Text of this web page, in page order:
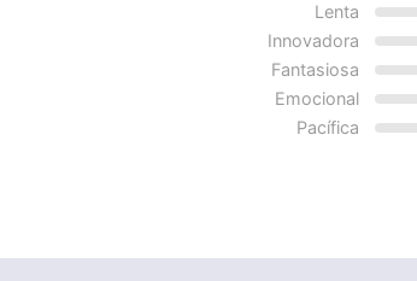
Lenta
Innovadora
Fantasiosa
Emocional
Pacífica